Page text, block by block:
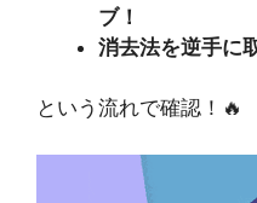
ブ！
消去法を逆手に
という流れで確認！🔥